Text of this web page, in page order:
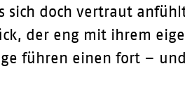
doch vertraut
der eng mit ihrem
führen einen fort –